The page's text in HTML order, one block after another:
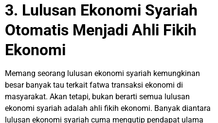
3. Lulusan Ekonomi Syariah
Otomatis Menjadi Ahli Fikih
Ekonomi
Memang seorang lulusan ekonomi syariah kemungkinan
besar banyak tau terkait fatwa transaksi ekonomi di
masyarakat. Akan tetapi, bukan berarti semua lulusan
ekonomi syariah adalah ahli fikih ekonomi. Banyak diantara
lulusan ekonomi syariah cuma mengutip pendapat ulama